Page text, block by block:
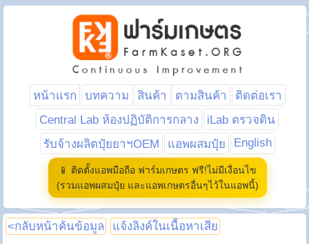
หน้าแรก บทความ สินค้า ตามสินค้า
ติดต่อเรา
Central Lab ห้องปฏิบัติการกลาง
iLab ตรวจดิน
รับจ้างผลิตปุ๋ยยาฯOEM
แอพผสมปุ๋ย English
📱 ติดตั้งแอพมือถือ ฟาร์มเกษตร ฟรี!ไม่มีเงื่อนไข
(รวมแอพผสมปุ๋ย และแอพเกษตรอื่นๆไว้ในแอพนี้)
<กลับหน้าค้นข้อมูล แจ้งลิงค์ในเนื้อหาเสีย